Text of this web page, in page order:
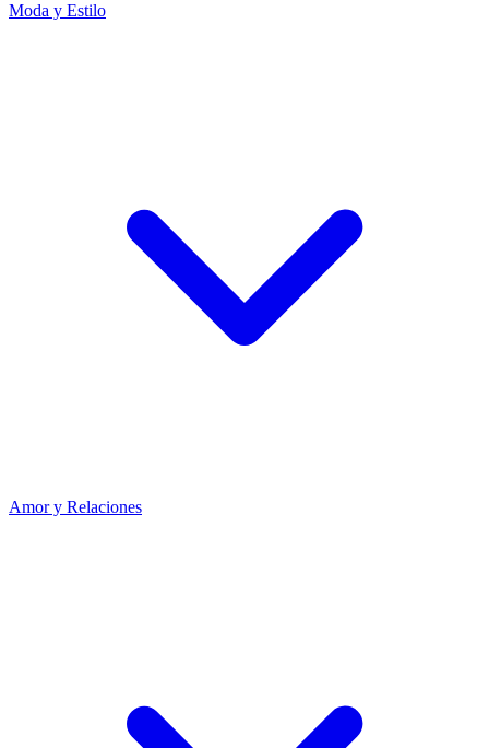
Moda y Estilo
Amor y Relaciones